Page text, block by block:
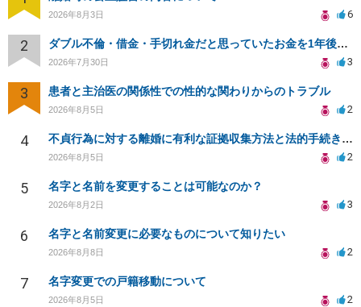
2026年8月3日 6
2 ダブル不倫・借金・手切れ金だと思っていたお金を1年後いまさら脅迫罪として通知書が来てまとめて請求
2026年7月30日 3
3 患者と主治医の関係性での性的な関わりからのトラブル
2026年8月5日 2
4 不貞行為に対する離婚に有利な証拠収集方法と法的手続きについて
2026年8月5日 2
5 名字と名前を変更することは可能なのか？
2026年8月2日 3
6 名字と名前変更に必要なものについて知りたい
2026年8月8日 2
7 名字変更での戸籍移動について
2026年8月5日 2